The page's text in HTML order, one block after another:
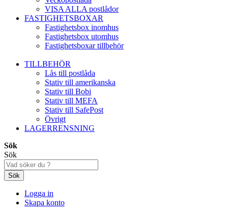
VISA ALLA postlådor
FASTIGHETSBOXAR
Fastighetsbox inomhus
Fastighetsbox utomhus
Fastighetsboxar tillbehör
TILLBEHÖR
Lås till postlåda
Stativ till amerikanska
Stativ till Bobi
Stativ till MEFA
Stativ till SafePost
Övrigt
LAGERRENSNING
Sök
Sök
Sök
Logga in
Skapa konto